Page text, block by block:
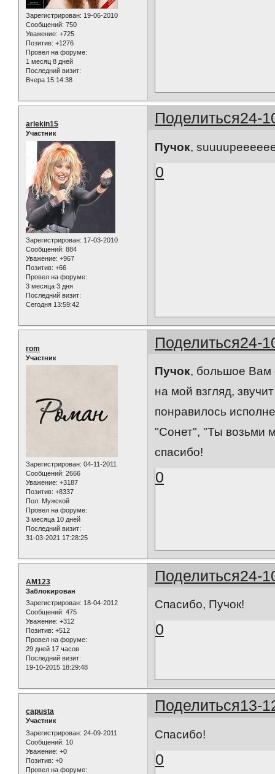
Зарегистрирован: 19-06-2010
Сообщений: 750
Уважение: +725
Позитив: +1276
Провел на форуме:
1 месяц 8 дней
Последний визит:
Вчера 15:14:38
Поделиться24-
arlekin15
Участник
Зарегистрирован: 17-03-2010
Сообщений: 884
Уважение: +967
Позитив: +66
Провел на форуме:
3 месяца 3 дня
Последний визит:
Сегодня 13:59:42
Пучок,
0
Поделиться24-
rom
Участник
Зарегистрирован: 04-11-2011
Сообщений: 2666
Уважение: +3187
Позитив: +8337
Пол: Мужской
Провел на форуме:
3 месяца 10 дней
Последний визит:
31-03-2021 17:28:25
Пучок, большое Вам
на мой взгляд,
понравилось
"Сонет", "Ты возьми
спасибо!
0
Поделиться24-
AM123
Заблокирован
Зарегистрирован: 18-04-2012
Сообщений: 475
Уважение: +312
Позитив: +512
Провел на форуме:
29 дней 17 часов
Последний визит:
19-10-2015 18:29:48
Спасибо, Пучок!
0
Поделиться13-
capusta
Участник
Зарегистрирован: 24-09-2011
Сообщений: 10
Уважение: +0
Позитив: +0
Провел на форуме:
Спасибо!
0